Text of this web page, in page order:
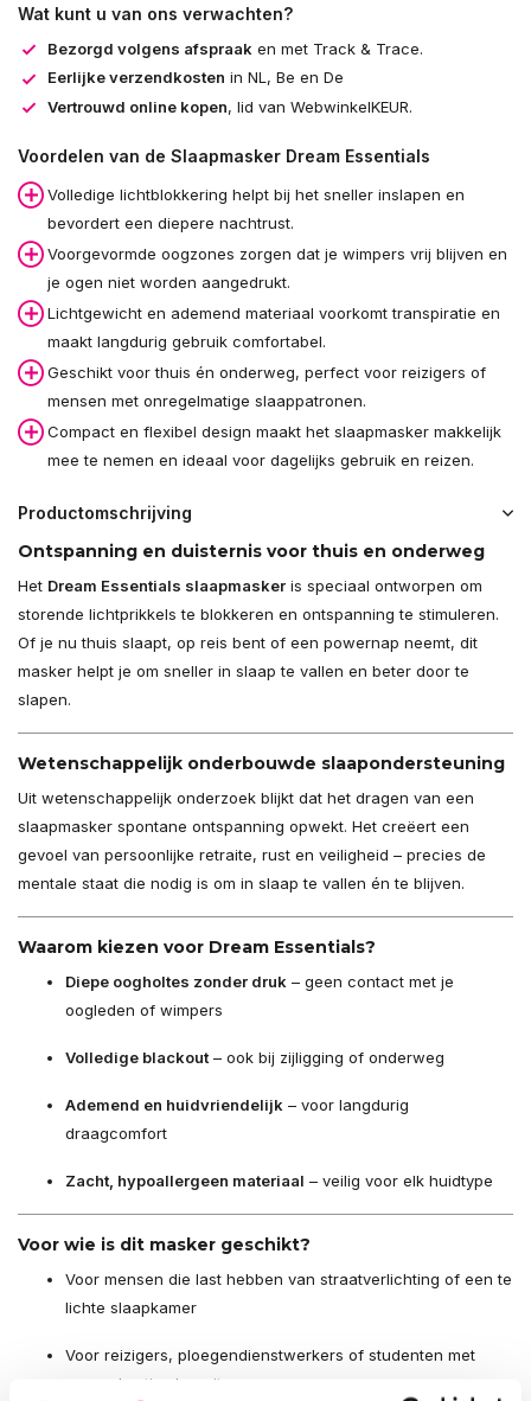
Wat kunt u van ons verwachten?
Bezorgd volgens afspraak en met Track & Trace.
Eerlijke verzendkosten in NL, Be en De
Vertrouwd online kopen, lid van WebwinkelKEUR.
Voordelen van de Slaapmasker Dream Essentials
Volledige lichtblokkering helpt bij het sneller inslapen en
bevordert een diepere nachtrust.
Voorgevormde oogzones zorgen dat je wimpers vrij blijven en
je ogen niet worden aangedrukt.
Lichtgewicht en ademend materiaal voorkomt transpiratie en
maakt langdurig gebruik comfortabel.
Geschikt voor thuis én onderweg, perfect voor reizigers of
mensen met onregelmatige slaappatronen.
Compact en flexibel design maakt het slaapmasker makkelijk
mee te nemen en ideaal voor dagelijks gebruik en reizen.
Productomschrijving
Ontspanning en duisternis voor thuis en onderweg
Het Dream Essentials slaapmasker is speciaal ontworpen om
storende lichtprikkels te blokkeren en ontspanning te stimuleren.
Of je nu thuis slaapt, op reis bent of een powernap neemt, dit
masker helpt je om sneller in slaap te vallen en beter door te
slapen.
Wetenschappelijk onderbouwde slaapondersteuning
Uit wetenschappelijk onderzoek blijkt dat het dragen van een
slaapmasker spontane ontspanning opwekt. Het creëert een
gevoel van persoonlijke retraite, rust en veiligheid – precies de
mentale staat die nodig is om in slaap te vallen én te blijven.
Waarom kiezen voor Dream Essentials?
Diepe oogholtes zonder druk – geen contact met je
oogleden of wimpers
Volledige blackout– ook bij zijligging of onderweg
Ademend en huidvriendelijk – voor langdurig
draagcomfort
Zacht, hypoallergeen materiaal – veilig voor elk huidtype
Voor wie is dit masker geschikt?
Voor mensen die last hebben van straatverlichting of een te
lichte slaapkamer
Voor reizigers, ploegendienstwerkers of studenten met
onregelmatig slaapritme